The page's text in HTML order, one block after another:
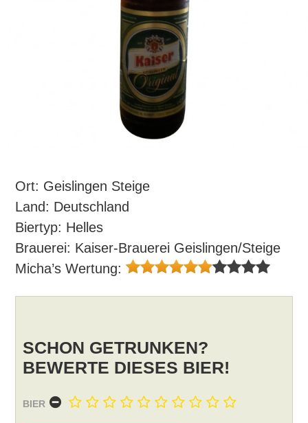
Ort: Geislingen Steige
Land: Deutschland
Biertyp: Helles
Brauerei: Kaiser-Brauerei Geislingen/Steige
Micha’s Wertung:
SCHON GETRUNKEN?
BEWERTE DIESES BIER!
BIER